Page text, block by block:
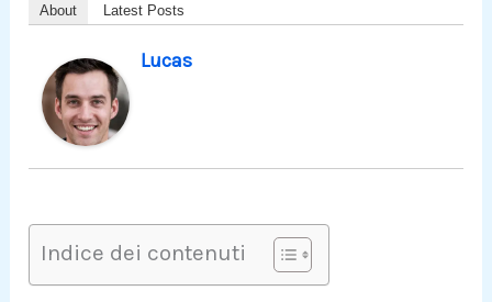
About Latest Posts
Lucas
Indice dei contenuti